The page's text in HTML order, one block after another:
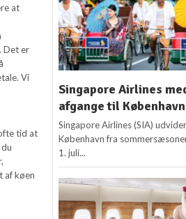
at
Det er
Vi
tid at
af køen
Singapore Airlines
afgange til København
Singapore Airlines (SIA)
København fra
1. juli...